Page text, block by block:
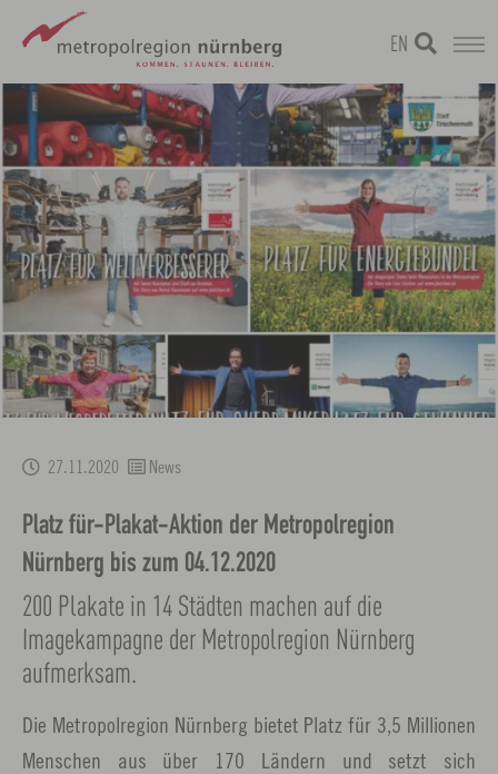
Zum
Hauptinhalt
springen
metropolregion
EN
27.11.2020 News
Platz für-Plakat-Aktion der Metropolregion
Nürnberg bis zum 04.12.2020
200 Plakate in 14 Städten machen auf die
Imagekampagne der Metropolregion Nürnberg
aufmerksam.
Die Metropolregion Nürnberg bietet Platz für 3,5 Millionen
Menschen aus über 170 Ländern und setzt sich